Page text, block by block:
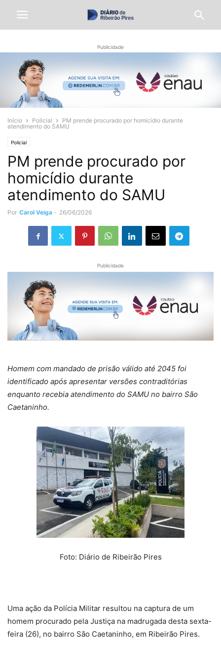
Publicidade
Início Policial
PM prende procurado por homicídio durante
atendimento do SAMU
Policial
PM prende procurado por
homicídio durante
atendimento do SAMU
Por Carol Veiga - 26/06/2026
Publicidade
Homem com mandado de prisão válido até 2045 foi
identificado após apresentar versões contraditórias
enquanto recebia atendimento do SAMU no bairro São
Caetaninho.
Foto: Diário de Ribeirão Pires
Uma ação da Polícia Militar resultou na captura de um
homem procurado pela Justiça na madrugada desta sexta-
feira (26), no bairro São Caetaninho, em Ribeirão Pires.